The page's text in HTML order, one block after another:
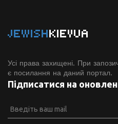
JEWISHKIEVUA
Усі права захищені. При
є посилання на даний портал.
Підписатися на